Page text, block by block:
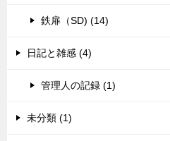
鉄扉（SD) (14)
日記と雑感 (4)
管理人の記録 (1)
未分類 (1)